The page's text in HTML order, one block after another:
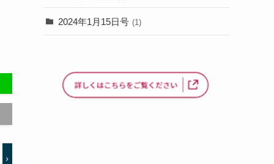
2024年1月15日号 (1)